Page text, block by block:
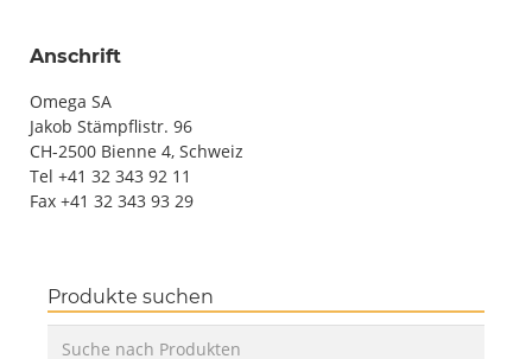
Anschrift
Omega SA
Jakob Stämpflistr. 96
CH-2500 Bienne 4, Schweiz
Tel +41 32 343 92 11
Fax +41 32 343 93 29
Produkte suchen